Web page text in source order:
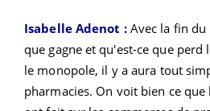
Isabelle Adenot : Avec la fin
que gagne et qu'est-ce que perd
le monopole, il y a aura tout
pharmacies. On voit bien ce que